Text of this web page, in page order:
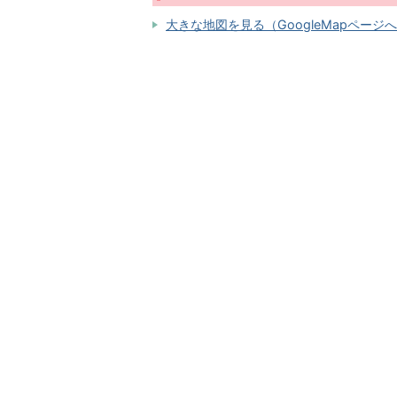
大きな地図を見る（GoogleMapページ